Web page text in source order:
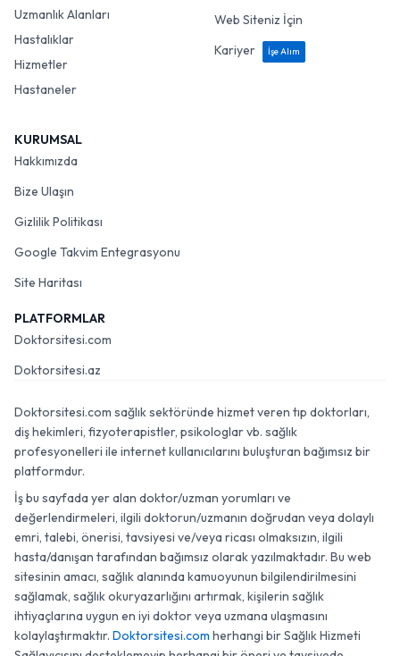
Uzmanlık Alanları
Hastalıklar
Hizmetler
Hastaneler
Web Siteniz İçin
Kariyer
İşe Alım
KURUMSAL
Hakkımızda
Bize Ulaşın
Gizlilik Politikası
Google Takvim Entegrasyonu
Site Haritası
PLATFORMLAR
Doktorsitesi.com
Doktorsitesi.az
Doktorsitesi.com sağlık sektöründe hizmet veren tıp doktorları,
diş hekimleri, fizyoterapistler, psikologlar vb. sağlık
profesyonelleri ile internet kullanıcılarını buluşturan bağımsız bir
platformdur.
İş bu sayfada yer alan doktor/uzman yorumları ve
değerlendirmeleri, ilgili doktorun/uzmanın doğrudan veya dolaylı
emri, talebi, önerisi, tavsiyesi ve/veya ricası olmaksızın, ilgili
hasta/danışan tarafından bağımsız olarak yazılmaktadır. Bu web
sitesinin amacı, sağlık alanında kamuoyunun bilgilendirilmesini
sağlamak, sağlık okuryazarlığını artırmak, kişilerin sağlık
ihtiyaçlarına uygun en iyi doktor veya uzmana ulaşmasını
kolaylaştırmaktır. Doktorsitesi.com herhangi bir Sağlık Hizmeti